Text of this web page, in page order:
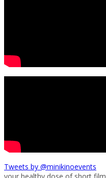
Tweets by @minikinoevents